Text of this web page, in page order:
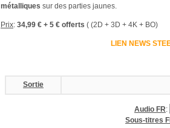
métalliques sur des parties jaunes.
Prix: 34,99 € + 5 € offerts ( (2D + 3D + 4K + BO)
LIEN NEWS
Sortie
Audio FR:
Sous-titres